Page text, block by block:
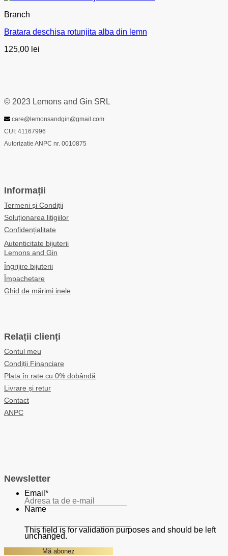
Branch
Bratara deschisa rotunjita alba din lemn
125,00 lei
© 2023 Lemons and Gin SRL
care@lemonsandgin@gmail.com
CUI: 41167996
Autorizatie ANPC nr. 0010875
Informații
Termeni și Condiții
Soluționarea litigiilor
Confidențialitate
Autenticitate bijuterii
Lemons and Gin
Îngrijire bijuterii
Împachetare
Ghid de mărimi inele
Relații clienți
Contul meu
Condiții Financiare
Plata în rate cu 0% dobândă
Livrare și retur
Contact
ANPC
Newsletter
Email *
Name
This field is for validation purposes and should be left
unchanged.